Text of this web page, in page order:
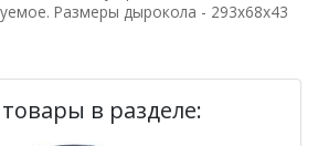
Размеры дырокола - 293х68х43
в разделе: